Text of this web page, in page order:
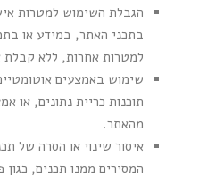
הגבלת השימוש למטרות
בתכני האתר, במידע או
למטרות אחרות, ללא
תוכנות כריית נתונים, או
מהאתר.
איסור שינוי או הסרה של
המסירים ממנו תכנים,